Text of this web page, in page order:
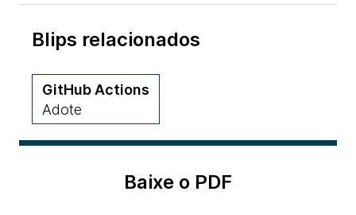
Blips relacionados
GitHub Actions
Adote
Baixe o PDF